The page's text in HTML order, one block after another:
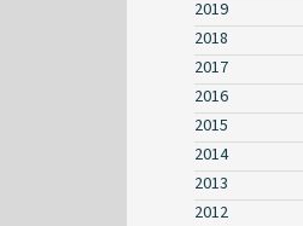
2019
2018
2017
2016
2015
2014
2013
2012